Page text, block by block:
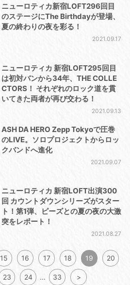
ニューロティカ新宿LOFT296回目
のステージにThe Birthdayが登場、
夏の終わりの夜を彩る！
2021.09.17
ニューロティカ 新宿LOFT295回目
は初対バンから34年、THE COLLE
CTORS！ それぞれのロック道を貫
いてきた両者が再び交わる！
2021.09.13
ASH DA HERO Zepp Tokyoで圧巻
のLIVE。ソロプロジェクトからロッ
クバンドへ進化
2021.09.07
ニューロティカ 新宿LOFT出演300
回 カウントダウンシリーズがスター
ト！第1弾、ピーズとの夏の夜の大激
突をレポート！
2021.08.27
15 16 17 18 19 20
23 24 … 33 >